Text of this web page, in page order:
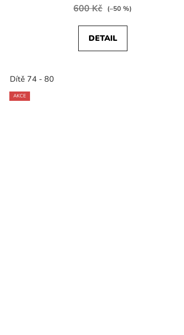
600 Kč (–50 %)
DETAIL
Dítě 74 - 80
AKCE